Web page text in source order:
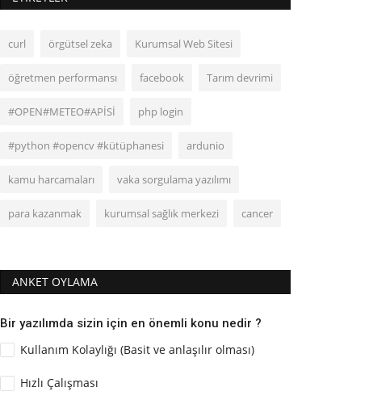
curl örgütsel zeka Kurumsal Web Sitesi
öğretmen performansı facebook Tarım devrimi
#OPEN#METEO#APİSİ php login
#python #opencv #kütüphanesi ardunio
kamu harcamaları vaka sorgulama yazılımı
para kazanmak kurumsal sağlık merkezi cancer
ANKET OYLAMA
Bir yazılımda sizin için en önemli konu nedir ?
Kullanım Kolaylığı (Basit ve anlaşılır olması)
Hızlı Çalışması